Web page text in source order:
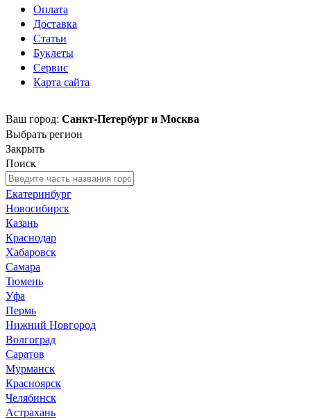
Оплата
Доставка
Статьи
Буклеты
Сервис
Карта сайта
Ваш город: Санкт-Петербург и Москва
Выбрать регион
Закрыть
Поиск
Екатеринбург
Новосибирск
Казань
Краснодар
Хабаровск
Самара
Тюмень
Уфа
Пермь
Нижний Новгород
Волгоград
Саратов
Мурманск
Красноярск
Челябинск
Астрахань